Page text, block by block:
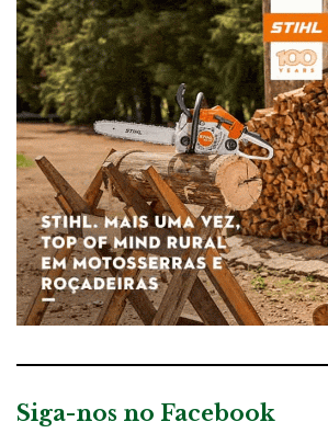
Siga-nos no Facebook